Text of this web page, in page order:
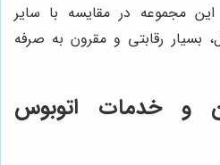
مجموعه در مقایسه با سایر
رقابتی و مقرون به صرفه
و خدمات اتوبوس